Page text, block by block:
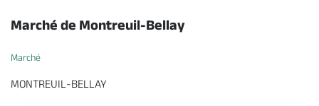
Séjours, cadeaux
Marché de Montreuil-Bellay
Marché
MONTREUIL-BELLAY